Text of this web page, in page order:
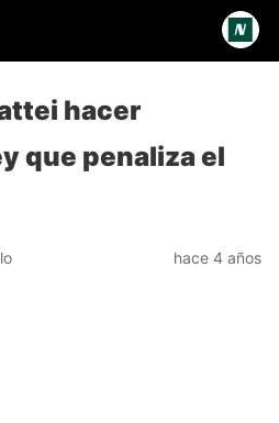
hacer
que penaliza el
hace 4 años